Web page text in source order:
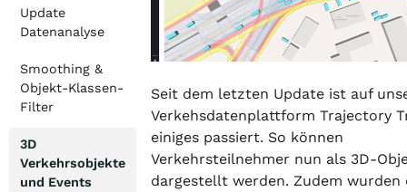
Update
Datenanalyse
Smoothing &
Objekt-Klassen-
Filter
3D
Verkehrsobjekte
und Events
Seit dem letzten Update ist auf
Verkehsdatenplattform Trajectory
einiges passiert. So können
Verkehrsteilnehmer nun als 3D-
dargestellt werden. Zudem wurden